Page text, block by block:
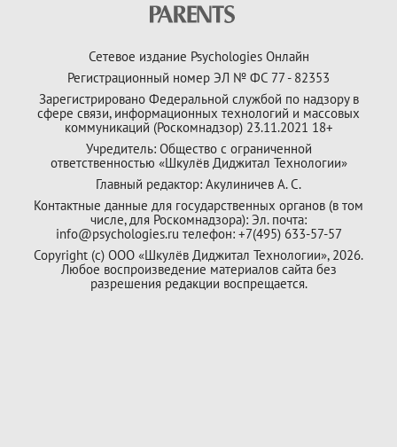
Сетевое издание Psychologies Онлайн
Регистрационный номер ЭЛ № ФС 77 - 82353
Зарегистрировано Федеральной службой по надзору в
сфере связи, информационных технологий и массовых
коммуникаций (Роскомнадзор) 23.11.2021 18+
Учредитель: Общество с ограниченной
ответственностью «Шкулёв Диджитал Технологии»
Главный редактор: Акулиничев А. С.
Контактные данные для государственных органов (в том
числе, для Роскомнадзора): Эл. почта:
info@psychologies.ru телефон: +7(495) 633-57-57
Copyright (с) ООО «Шкулёв Диджитал Технологии», 2026.
Любое воспроизведение материалов сайта без
разрешения редакции воспрещается.